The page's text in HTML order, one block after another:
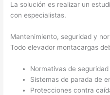
La solución es realizar un
con especialistas.
Mantenimiento, seguridad y
Todo elevador montacargas
Normativas de
Sistemas de parada de
Protecciones contra